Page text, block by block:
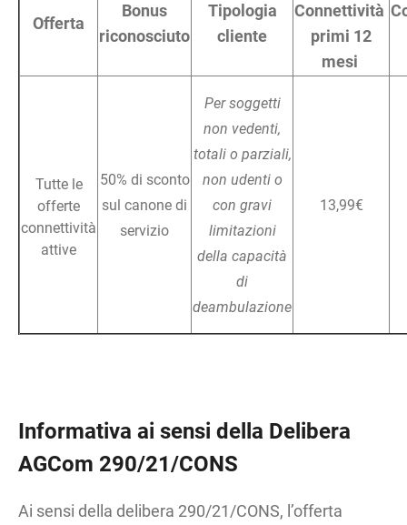
Offerta
Bonus
riconosciuto
Tipologia
cliente
Connettività
primi 12
mesi
Tutte le
offerte
connettività
attive
50% di sconto
sul canone di
servizio
Per soggetti
non vedenti,
totali o parziali,
non udenti o
con gravi
limitazioni
della capacità
di
deambulazione
13,99€
Informativa ai sensi della Delibera
AGCom 290/21/CONS
Ai sensi della delibera 290/21/CONS, l’offerta